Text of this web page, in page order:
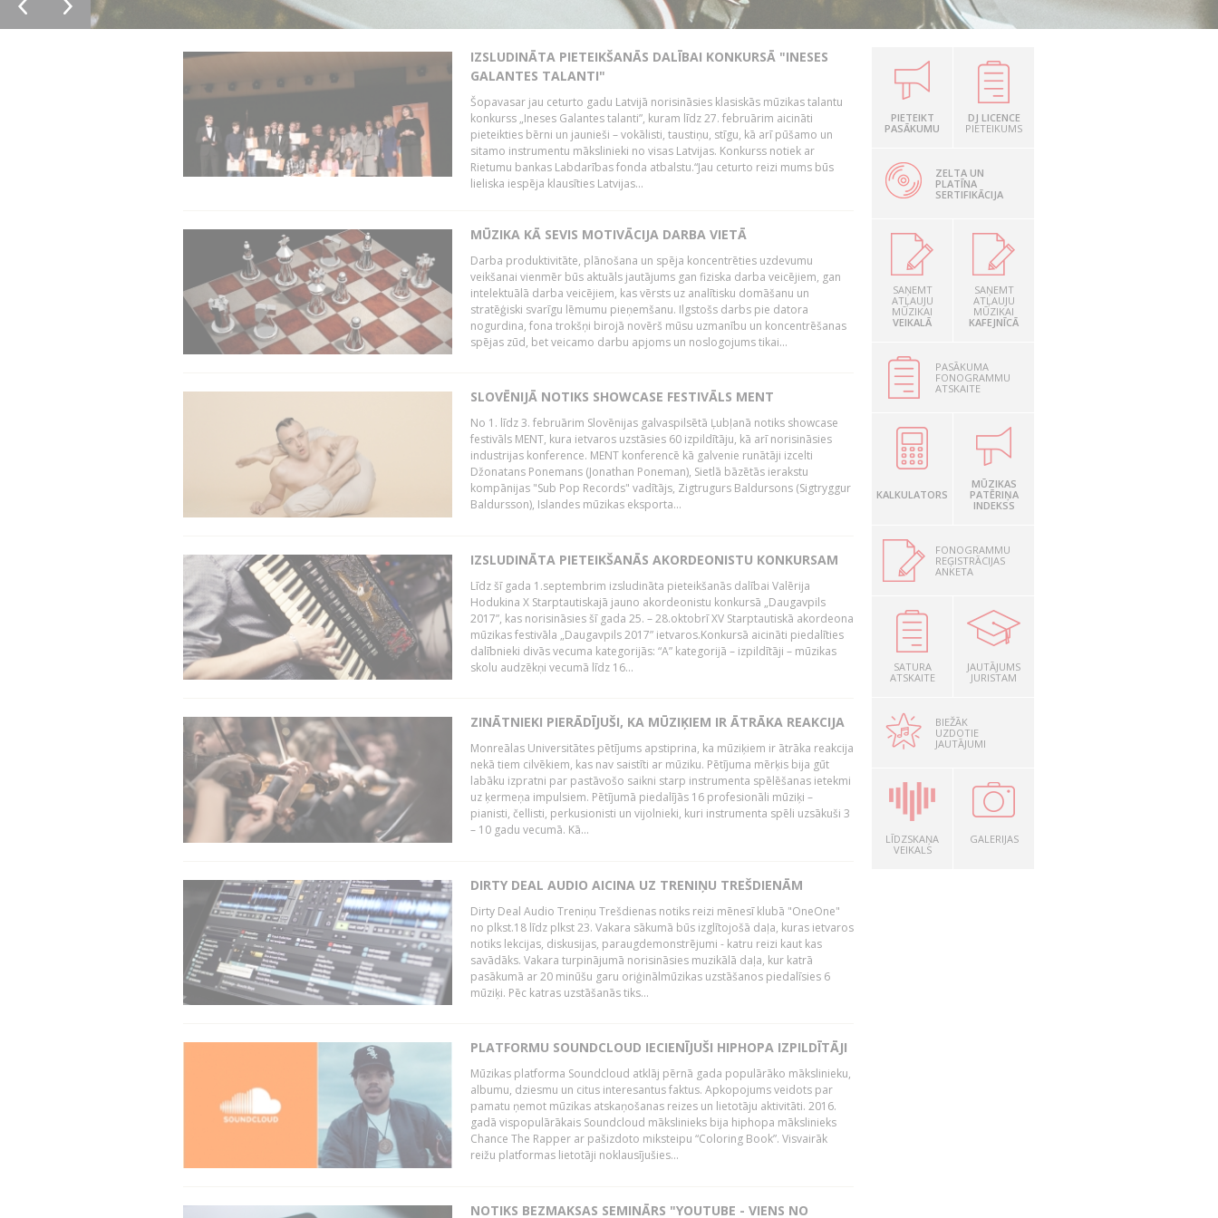
IZSLUDINĀTA PIETEIKŠANĀS DALĪBAI KONKURSĀ "INESES
GALANTES TALANTI"
Šopavasar jau ceturto gadu Latvijā norisināsies klasiskās mūzikas talantu
konkurss „Ineses Galantes talanti”, kuram līdz 27. februārim aicināti
pieteikties bērni un jaunieši – vokālisti, taustiņu, stīgu, kā arī pūšamo un
sitamo instrumentu mākslinieki no visas Latvijas. Konkurss notiek ar
Rietumu bankas Labdarības fonda atbalstu.“Jau ceturto reizi mums būs
lieliska iespēja klausīties Latvijas...
MŪZIKA KĀ SEVIS MOTIVĀCIJA DARBA VIETĀ
Darba produktivitāte, plānošana un spēja koncentrēties uzdevumu
veikšanai vienmēr būs aktuāls jautājums gan fiziska darba veicējiem, gan
intelektuālā darba veicējiem, kas vērsts uz analītisku domāšanu un
stratēģiski svarīgu lēmumu pieņemšanu. Ilgstošs darbs pie datora
nogurdina, fona trokšņi birojā novērš mūsu uzmanību un koncentrēšanas
spējas zūd, bet veicamo darbu apjoms un noslogojums tikai...
SLOVĒNIJĀ NOTIKS SHOWCASE FESTIVĀLS MENT
No 1. līdz 3. februārim Slovēnijas galvaspilsētā Ļubļanā notiks showcase
festivāls MENT, kura ietvaros uzstāsies 60 izpildītāju, kā arī norisināsies
industrijas konference. MENT konferencē kā galvenie runātāji izcelti
Džonatans Ponemans (Jonathan Poneman), Sietlā bāzētās ierakstu
kompānijas "Sub Pop Records" vadītājs, Zigtrugurs Baldursons (Sigtryggur
Baldursson), Islandes mūzikas eksporta...
IZSLUDINĀTA PIETEIKŠANĀS AKORDEONISTU KONKURSAM
Līdz šī gada 1.septembrim izsludināta pieteikšanās dalībai Valērija
Hodukina X Starptautiskajā jauno akordeonistu konkursā „Daugavpils
2017”, kas norisināsies šī gada 25. – 28.oktobrī XV Starptautiskā akordeona
mūzikas festivāla „Daugavpils 2017” ietvaros.Konkursā aicināti piedalīties
dalībnieki divās vecuma kategorijās: “A” kategorijā – izpildītāji – mūzikas
skolu audzēkņi vecumā līdz 16...
ZINĀTNIEKI PIERĀDĪJUŠI, KA MŪZIĶIEM IR ĀTRĀKA REAKCIJA
Monreālas Universitātes pētījums apstiprina, ka mūziķiem ir ātrāka reakcija
nekā tiem cilvēkiem, kas nav saistīti ar mūziku. Pētījuma mērķis bija gūt
labāku izpratni par pastāvošo saikni starp instrumenta spēlēšanas ietekmi
uz ķermeņa impulsiem. Pētījumā piedalījās 16 profesionāli mūziķi –
pianisti, čellisti, perkusionisti un vijolnieki, kuri instrumenta spēli uzsākuši 3
– 10 gadu vecumā. Kā...
DIRTY DEAL AUDIO AICINA UZ TRENIŅU TREŠDIENĀM
Dirty Deal Audio Treniņu Trešdienas notiks reizi mēnesī klubā "OneOne"
no plkst.18 līdz plkst 23. Vakara sākumā būs izglītojošā daļa, kuras ietvaros
notiks lekcijas, diskusijas, paraugdemonstrējumi - katru reizi kaut kas
savādāks. Vakara turpinājumā norisināsies muzikālā daļa, kur katrā
pasākumā ar 20 minūšu garu oriģinālmūzikas uzstāšanos piedalīsies 6
mūziķi. Pēc katras uzstāšanās tiks...
PLATFORMU SOUNDCLOUD IECIENĪJUŠI HIPHOPA IZPILDĪTĀJI
Mūzikas platforma Soundcloud atklāj pērnā gada populārāko mākslinieku,
albumu, dziesmu un citus interesantus faktus. Apkopojums veidots par
pamatu ņemot mūzikas atskaņošanas reizes un lietotāju aktivitāti. 2016.
gadā vispopulārākais Soundcloud mākslinieks bija hiphopa mākslinieks
Chance The Rapper ar pašizdoto miksteipu “Coloring Book”. Visvairāk
reižu platformas lietotāji noklausījušies...
NOTIKS BEZMAKSAS SEMINĀRS "YOUTUBE - VIENS NO
PIETEIKT
PASĀKUMU
DJ LICENCE
PIETEIKUMS
ZELTA UN
PLATĪNA
SERTIFIKĀCIJA
SAŅEMT
ATĻAUJU
MŪZIKAI
VEIKALĀ
SAŅEMT
ATĻAUJU
MŪZIKAI
KAFEJNĪCĀ
PASĀKUMA
FONOGRAMMU
ATSKAITE
KALKULATORS
MŪZIKAS
PATĒRIŅA
INDEKSS
FONOGRAMMU
REĢISTRĀCIJAS
ANKETA
SATURA
ATSKAITE
JAUTĀJUMS
JURISTAM
BIEŽĀK
UZDOTIE
JAUTĀJUMI
LĪDZSKAŅA
VEIKALS
GALERIJAS